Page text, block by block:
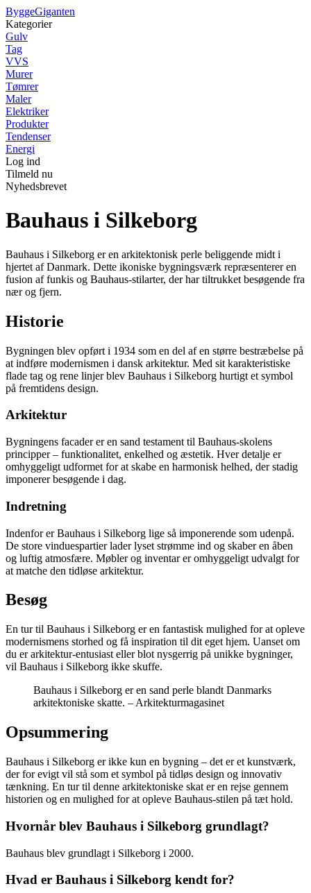
ByggeGiganten
Kategorier
Gulv
Tag
VVS
Murer
Tømrer
Maler
Elektriker
Produkter
Tendenser
Energi
Log ind
Tilmeld nu
Nyhedsbrevet
Bauhaus i Silkeborg
Bauhaus i Silkeborg er en arkitektonisk perle beliggende midt i
hjertet af Danmark. Dette ikoniske bygningsværk repræsenterer en
fusion af funkis og Bauhaus-stilarter, der har tiltrukket besøgende fra
nær og fjern.
Historie
Bygningen blev opført i 1934 som en del af en større bestræbelse på
at indføre modernismen i dansk arkitektur. Med sit karakteristiske
flade tag og rene linjer blev Bauhaus i Silkeborg hurtigt et symbol
på fremtidens design.
Arkitektur
Bygningens facader er en sand testament til Bauhaus-skolens
principper – funktionalitet, enkelhed og æstetik. Hver detalje er
omhyggeligt udformet for at skabe en harmonisk helhed, der stadig
imponerer besøgende i dag.
Indretning
Indenfor er Bauhaus i Silkeborg lige så imponerende som udenpå.
De store vinduespartier lader lyset strømme ind og skaber en åben
og luftig atmosfære. Møbler og inventar er omhyggeligt udvalgt for
at matche den tidløse arkitektur.
Besøg
En tur til Bauhaus i Silkeborg er en fantastisk mulighed for at opleve
modernismens storhed og få inspiration til dit eget hjem. Uanset om
du er arkitektur-entusiast eller blot nysgerrig på unikke bygninger,
vil Bauhaus i Silkeborg ikke skuffe.
Bauhaus i Silkeborg er en sand perle blandt Danmarks
arkitektoniske skatte. – Arkitekturmagasinet
Opsummering
Bauhaus i Silkeborg er ikke kun en bygning – det er et kunstværk,
der for evigt vil stå som et symbol på tidløs design og innovativ
tænkning. En tur til denne arkitektoniske skat er en rejse gennem
historien og en mulighed for at opleve Bauhaus-stilen på tæt hold.
Hvornår blev Bauhaus i Silkeborg grundlagt?
Bauhaus blev grundlagt i Silkeborg i 2000.
Hvad er Bauhaus i Silkeborg kendt for?